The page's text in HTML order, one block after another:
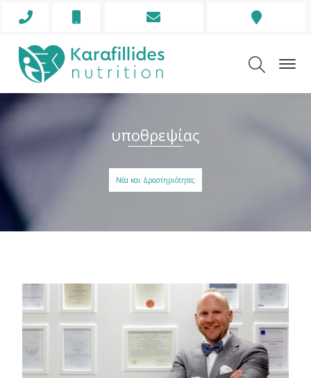
Phone
Envelope
Address
υποθρεψίας
Νέα και Δραστηριότητες